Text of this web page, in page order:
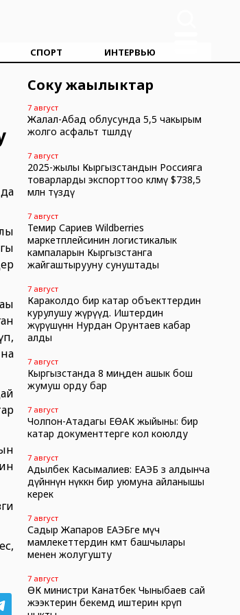
СПОРТ ИНТЕРВЬЮ
Соңку жаңылыктар
7 август
Жалал-Абад облусунда 5,5 чакырым
жолго асфальт төшөлдү
7 август
2025-жылы Кыргызстандын Россияга
товарларды экспорттоо көлөмү $738,5
млн түздү
7 август
Темир Сариев Wildberries
маркетплейсинин логистикалык
кампаларын Кыргызстанга
жайгаштырууну сунуштады
7 август
Караколдо бир катар объекттердин
курулушу жүрүүдө. Иштердин
жүрүшүнөн Нурдан Орунтаев кабар
алды
7 август
Кыргызстанда 8 миңден ашык бош
жумуш орду бар
7 август
Чолпон-Атадагы ЕӨАК жыйыны: бир
катар документтерге кол коюлду
7 август
Адылбек Касымалиев: ЕАЭБ өз алдынча
дүйнөнүн өнүккөн бир уюмуна айланышы
керек
7 август
Садыр Жапаров ЕАЭБге мүчө
мамлекеттердин өкмөт башчылары
менен жолугушту
7 август
ӨК министри Канатбек Чыныбаев сай
жээктерин бекемдөө иштерин көрүп